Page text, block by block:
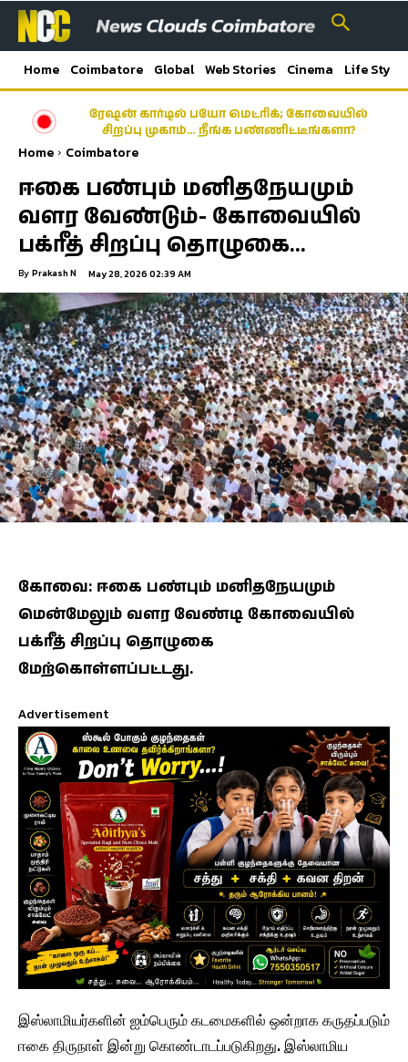
Home Coimbatore Global Web Stories Cinema Life Style
ரேஷன் கார்டில் பயோ மெட்ரிக்; கோவையில்
சிறப்பு முகாம்… நீங்க பண்ணிட்டீங்களா?
Home Coimbatore
ஈகை பண்பும் மனிதநேயமும்
வளர வேண்டும்- கோவையில்
பக்ரீத் சிறப்பு தொழுகை…
By Prakash N May 28, 2026 02:39 AM
கோவை: ஈகை பண்பும் மனிதநேயமும்
மென்மேலும் வளர வேண்டி கோவையில்
பக்ரீத் சிறப்பு தொழுகை
மேற்கொள்ளப்பட்டது.
Advertisement
இஸ்லாமியர்களின் ஐம்பெரும் கடமைகளில் ஒன்றாக கருதப்படும்
ஈகை திருநாள் இன்று கொண்டாடப்படுகிறது. இஸ்லாமிய